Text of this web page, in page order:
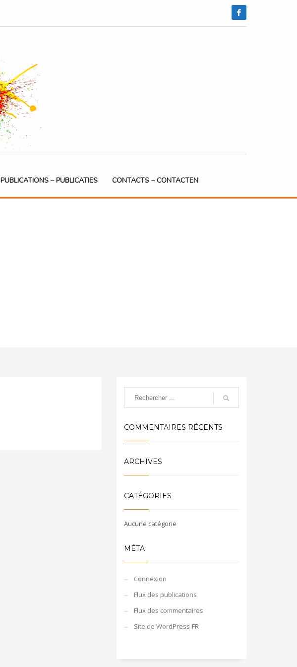
PUBLICATIONS – PUBLICATIES CONTACTS – CONTACTEN
COMMENTAIRES RÉCENTS
ARCHIVES
CATÉGORIES
Aucune catégorie
MÉTA
Connexion
Flux des publications
Flux des commentaires
Site de WordPress-FR